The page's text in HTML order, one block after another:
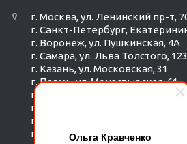
Ольга Кравченко
г. Москва, ул. Ленинский пр-т,
г. Санкт-Петербург,
г. Воронеж, ул. Пушкинская, 4А
г. Самара, ул. Льва Толстого, 123
г. Казань, ул. Московская, 31
г. Пермь, ул. Монастырская, 61
г. Екатеринбург, ул. Радищева
г. Тюмень, ул. Республики 252/6
г. Новосибирск, Красный пр-т,
г. Омск, ул. ​Гагарина, 14